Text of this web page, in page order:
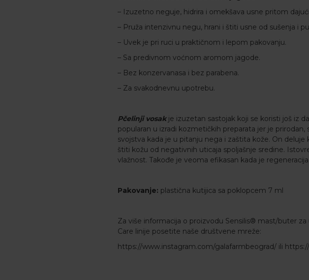
– Izuzetno neguje, hidrira i omekšava usne pritom
– Pruža intenzivnu negu, hrani i štiti usne od sušenja i
– Uvek je pri ruci u praktičnom i lepom pakovanju.
– Sa predivnom voćnom aromom jagode.
– Bez konzervanasa i bez parabena.
– Za svakodnevnu upotrebu.
Pčelinji vosak je izuzetan sastojak koji se koristi još iz
popularan u izradi kozmetičkih preparata jer je
svojstva kada je u pitanju nega i zaštita kože. On
štiti kožu od negativnih uticaja spoljašnje sredine.
vlažnost. Takođe je veoma efikasan kada je
Pakovanje: plastična kutijica sa poklopcem 7 ml
Za više informacija o proizvodu Sensilis® mast/buter
Care linije posetite naše društvene mreže:
https://www.instagram.com/galafarmbeograd/ ili